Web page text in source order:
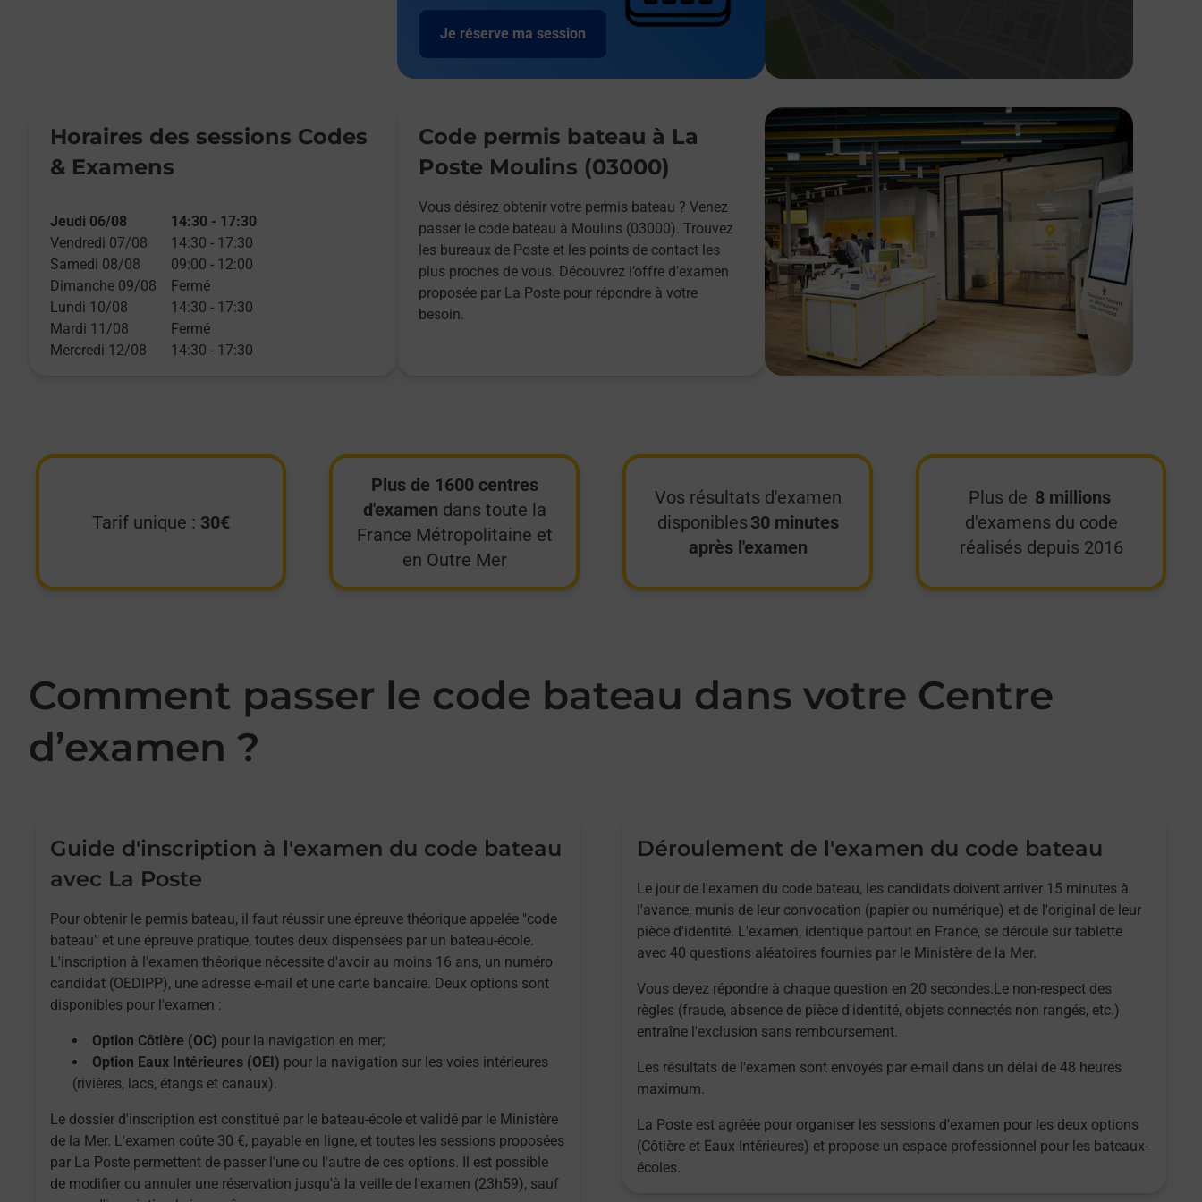
Je réserve ma session
Horaires des sessions Codes
& Examens
Jeudi 06/08 14:30 - 17:30
Vendredi 07/08
14:30 - 17:30
Samedi 08/08
09:00 - 12:00
Dimanche 09/08
Fermé
Lundi 10/08
14:30 - 17:30
Mardi 11/08
Fermé
Mercredi 12/08
14:30 - 17:30
Code permis bateau à La
Poste Moulins (03000)
Vous désirez obtenir votre permis bateau ? Venez
passer le code bateau à Moulins (03000). Trouvez
les bureaux de Poste et les points de contact les
plus proches de vous. Découvrez l’offre d’examen
proposée par La Poste pour répondre à votre
besoin.
Tarif unique : 30€
Plus de 1600 centres
d'examen dans toute la
France Métropolitaine et
en Outre Mer
Vos résultats d'examen
disponibles 30 minutes
après l'examen
Plus de 8 millions
d'examens du code
réalisés depuis 2016
Comment passer le code bateau dans votre Centre
d’examen ?
Guide d'inscription à l'examen du code bateau
avec La Poste
Pour obtenir le permis bateau, il faut réussir une épreuve théorique appelée "code
bateau" et une épreuve pratique, toutes deux dispensées par un bateau-école.
L'inscription à l'examen théorique nécessite d'avoir au moins 16 ans, un numéro
candidat (OEDIPP), une adresse e-mail et une carte bancaire. Deux options sont
disponibles pour l'examen :
Option Côtière (OC) pour la navigation en mer;
Option Eaux Intérieures (OEI) pour la navigation sur les voies intérieures
(rivières, lacs, étangs et canaux).
Le dossier d'inscription est constitué par le bateau-école et validé par le Ministère
de la Mer. L'examen coûte 30 €, payable en ligne, et toutes les sessions proposées
par La Poste permettent de passer l'une ou l'autre de ces options. Il est possible
de modifier ou annuler une réservation jusqu'à la veille de l'examen (23h59), sauf
Déroulement de l'examen du code bateau
Le jour de l'examen du code bateau, les candidats doivent arriver 15 minutes à
l'avance, munis de leur convocation (papier ou numérique) et de l'original de leur
pièce d'identité. L'examen, identique partout en France, se déroule sur tablette
avec 40 questions aléatoires fournies par le Ministère de la Mer.
Vous devez répondre à chaque question en 20 secondes.Le non-respect des
règles (fraude, absence de pièce d'identité, objets connectés non rangés, etc.)
entraîne l'exclusion sans remboursement.
Les résultats de l'examen sont envoyés par e-mail dans un délai de 48 heures
maximum.
La Poste est agréée pour organiser les sessions d'examen pour les deux options
(Côtière et Eaux Intérieures) et propose un espace professionnel pour les bateaux-
écoles.